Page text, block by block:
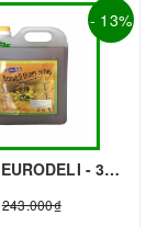
- 13%
MẬT ONG EURODELI - 3kg - EURODELI | Nguyên liệu pha chế - TOBEE FOOD
243.000₫